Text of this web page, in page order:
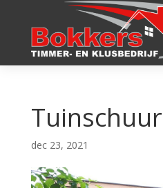
Tuinschuur
dec 23, 2021